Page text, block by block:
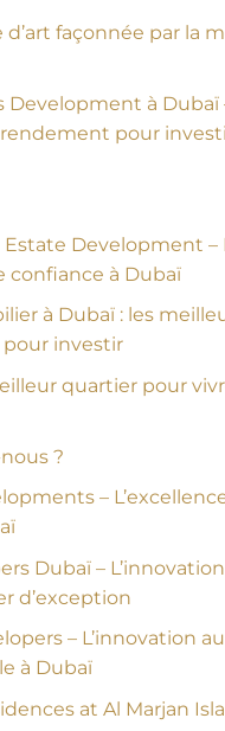
façonnée par la
Development à Dubaï
pour
Estate Development
confiance à Dubaï
à Dubaï : les
investir
quartier pour
?
–
Dubaï –
d’exception
– L’innovation
à Dubaï
at Al Marjan